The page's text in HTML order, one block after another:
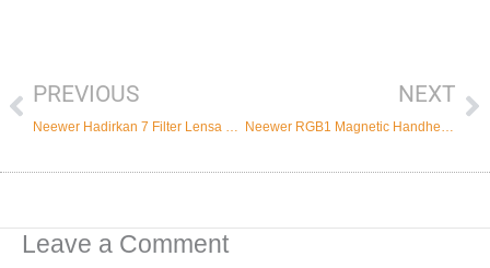
PrevPREVIOUS
Neewer Hadirkan 7 Filter Lensa Untuk Kamera Smartphone
NEXT
Neewer RGB1 Magnetic Handheld Light Stick Dengan 17 Scenes
Leave a Comment